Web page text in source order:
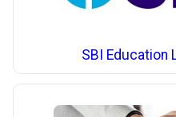
SBI Education